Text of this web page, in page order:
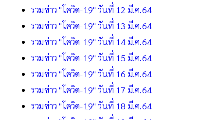
รวมข่าว "โควิด-19" วันที่ 12 มี.ค.64
รวมข่าว "โควิด-19" วันที่ 13 มี.ค.64
รวมข่าว "โควิด-19" วันที่ 14 มี.ค.64
รวมข่าว "โควิด-19" วันที่ 15 มี.ค.64
รวมข่าว "โควิด-19" วันที่ 16 มี.ค.64
รวมข่าว "โควิด-19" วันที่ 17 มี.ค.64
รวมข่าว "โควิด-19" วันที่ 18 มี.ค.64